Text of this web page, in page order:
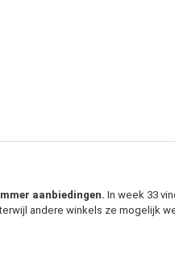
aanbiedingen. In week 33
andere winkels ze mogelijk